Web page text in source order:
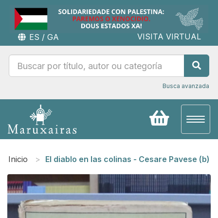
ES / GA VISITA VIRTUAL
Busca avanzada
Inicio El diablo en las colinas - Cesare Pavese (b)